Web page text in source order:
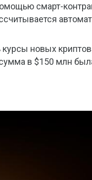
смарт-
курсы новых
в $150 млн